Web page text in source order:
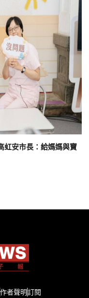
虹安市長：給媽媽與寶
作者聲明訂閱